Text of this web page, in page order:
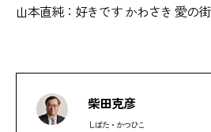
山本直純：好きです かわさき 愛の街
柴田克彦
しばた・かつひこ